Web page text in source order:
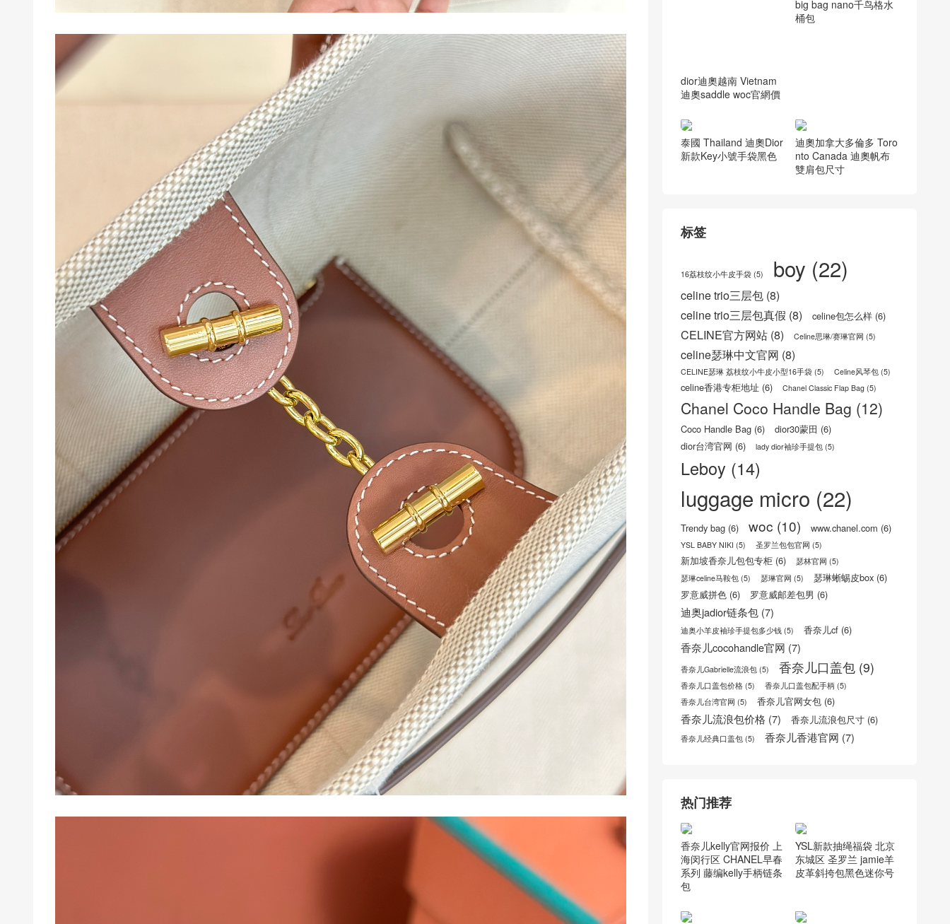
dior迪奧越南 Vietnam
迪奧saddle woc官網價
big bag nano千鸟格水
桶包
泰國 Thailand 迪奧Dior
新款Key小號手袋黑色
迪奧加拿大多倫多 Toro
nto Canada 迪奧帆布
雙肩包尺寸
标签
16荔枝纹小牛皮手袋 (5) boy (22)
celine trio三层包 (8)
celine trio三层包真假 (8) celine包怎么样 (6)
CELINE官方网站 (8) Celine思琳/赛琳官网 (5)
celine瑟琳中文官网 (8)
CELINE瑟琳 荔枝纹小牛皮小型16手袋 (5) Celine风琴包 (5)
celine香港专柜地址 (6) Chanel Classic Flap Bag (5)
Chanel Coco Handle Bag (12)
Coco Handle Bag (6) dior30蒙田 (6)
dior台湾官网 (6) lady dior袖珍手提包 (5)
Leboy (14)
luggage micro (22)
Trendy bag (6) woc (10) www.chanel.com (6)
YSL BABY NIKI (5) 圣罗兰包包官网 (5)
新加坡香奈儿包包专柜 (6) 瑟林官网 (5)
瑟琳celine马鞍包 (5) 瑟琳官网 (5) 瑟琳蜥蜴皮box (6)
罗意威拼色 (6) 罗意威邮差包男 (6)
迪奥jadior链条包 (7)
迪奥小羊皮袖珍手提包多少钱 (5) 香奈儿cf (6)
香奈儿cocohandle官网 (7)
香奈儿Gabrielle流浪包 (5) 香奈儿口盖包 (9)
香奈儿口盖包价格 (5) 香奈儿口盖包配手柄 (5)
香奈儿台湾官网 (5) 香奈儿官网女包 (6)
香奈儿流浪包价格 (7) 香奈儿流浪包尺寸 (6)
香奈儿经典口盖包 (5) 香奈儿香港官网 (7)
热门推荐
香奈儿kelly官网报价 上
海闵行区 CHANEL早春
系列 藤编kelly手柄链条
包
YSL新款抽绳福袋 北京
东城区 圣罗兰 jamie羊
皮革斜挎包黑色迷你号